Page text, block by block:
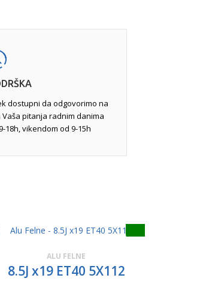
inertnim gasom
dostupni da odgovorimo na
Vaša pitanja radnim danima
18h, vikendom od 9-15h
ALU FELNE
8.5J x19 ET40 5X112